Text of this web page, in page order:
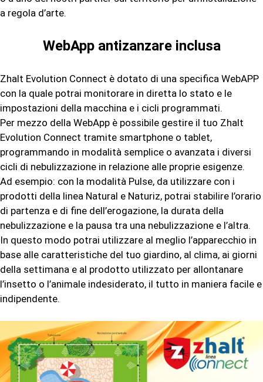
a regola d’arte.
WebApp antizanzare inclusa
Zhalt Evolution Connect è dotato di una specifica WebAPP
con la quale potrai monitorare in diretta lo stato e le
impostazioni della macchina e i cicli programmati.
Per mezzo della WebApp è possibile gestire il tuo Zhalt
Evolution Connect tramite smartphone o tablet,
programmando in modalità semplice o avanzata i diversi
cicli di nebulizzazione in relazione alle proprie esigenze.
Ad esempio: con la modalità Pulse, da utilizzare con i
prodotti della linea Natural e Naturiz, potrai stabilire l’orario
di partenza e di fine dell’erogazione, la durata della
nebulizzazione e la pausa tra una nebulizzazione e l’altra.
In questo modo potrai utilizzare al meglio l’apparecchio in
base alle caratteristiche del tuo giardino, al clima, ai giorni
della settimana e al prodotto utilizzato per allontanare
l’insetto o l’animale indesiderato, il tutto in maniera facile e
indipendente.